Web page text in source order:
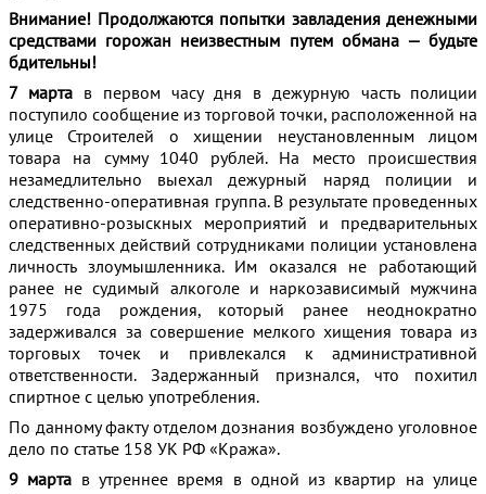
Внимание! Продолжаются попытки завладения денежными
средствами горожан неизвестным путем обмана — будьте
бдительны!
7 марта в первом часу дня в дежурную часть полиции
поступило сообщение из торговой точки, расположенной на
улице Строителей о хищении неустановленным лицом
товара на сумму 1040 рублей. На место происшествия
незамедлительно выехал дежурный наряд полиции и
следственно-оперативная группа. В результате проведенных
оперативно-розыскных мероприятий и предварительных
следственных действий сотрудниками полиции установлена
личность злоумышленника. Им оказался не работающий
ранее не судимый алкоголе и наркозависимый мужчина
1975 года рождения, который ранее неоднократно
задерживался за совершение мелкого хищения товара из
торговых точек и привлекался к административной
ответственности. Задержанный признался, что похитил
спиртное с целью употребления.
По данному факту отделом дознания возбуждено уголовное
дело по статье 158 УК РФ «Кража».
9 марта в утреннее время в одной из квартир на улице